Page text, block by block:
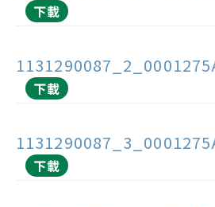
下載
下載
下載